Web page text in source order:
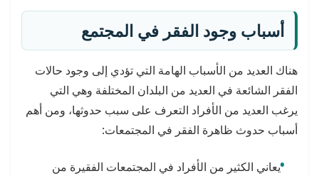
أسباب وجود الفقر في المجتمع
هناك العديد من الأسباب الهامة التي تؤدي إلى وجود حالات
الفقر الشائعة في العديد من البلدان المختلفة وهي التي
يرغب العديد من الأفراد التعرف على سبب حدوثها، ومن أهم
أسباب حدوث ظاهرة الفقر في المجتمعات:
يعاني الكثير من الأفراد في المجتمعات الفقيرة من